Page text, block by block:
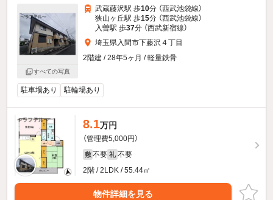
すべての写真
武蔵藤沢駅 歩10分 （西武池袋線）
狭山ヶ丘駅 歩15分 （西武池袋線）
入曽駅 歩37分 （西武新宿線）
埼玉県入間市下藤沢４丁目
2階建 / 28年5ヶ月 / 軽量鉄骨
駐車場あり 駐輪場あり
8.1万円
（管理費5,000円）
敷 不要 礼 不要
2階 / 2LDK / 55.44㎡
物件詳細を見る